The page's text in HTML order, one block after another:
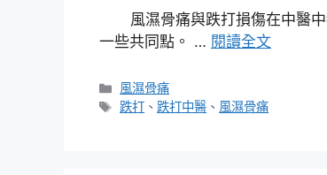
風濕骨痛與跌打損傷在中醫中
一些共同點。 … 閱讀全文
分
類
風濕骨痛
標
跌打 、 跌打中醫 、 風濕骨痛